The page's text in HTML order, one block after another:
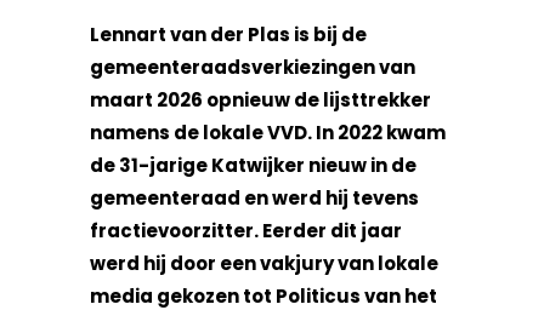
Lennart van der Plas is bij de
gemeenteraadsverkiezingen van
maart 2026 opnieuw de lijsttrekker
namens de lokale VVD. In 2022 kwam
de 31-jarige Katwijker nieuw in de
gemeenteraad en werd hij tevens
fractievoorzitter. Eerder dit jaar
werd hij door een vakjury van lokale
media gekozen tot Politicus van het